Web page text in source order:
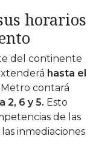
horarios
del continente
hasta el
contará
2, 6 y 5. Esto
de las
inmediaciones